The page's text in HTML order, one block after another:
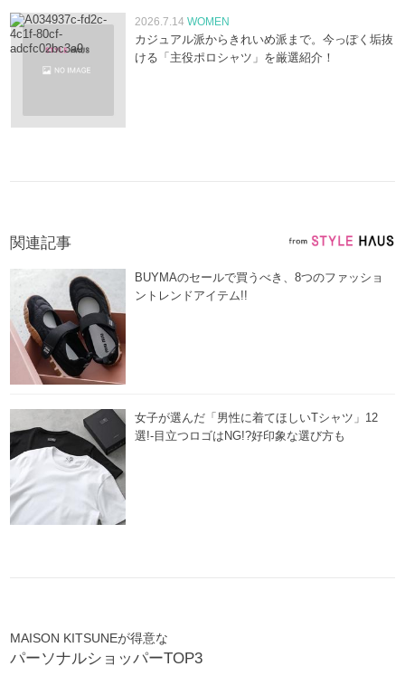
2026.7.14 WOMEN
カジュアル派からきれいめ派まで。今っぽく垢抜
ける「主役ポロシャツ」を厳選紹介！
関連記事
BUYMAのセールで買うべき、8つのファッショ
ントレンドアイテム!!
女子が選んだ「男性に着てほしいTシャツ」12
選!-目立つロゴはNG!?好印象な選び方も
MAISON KITSUNEが得意な
パーソナルショッパーTOP3